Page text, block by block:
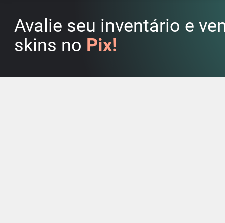
Avalie seu inventário e
skins no Pix!